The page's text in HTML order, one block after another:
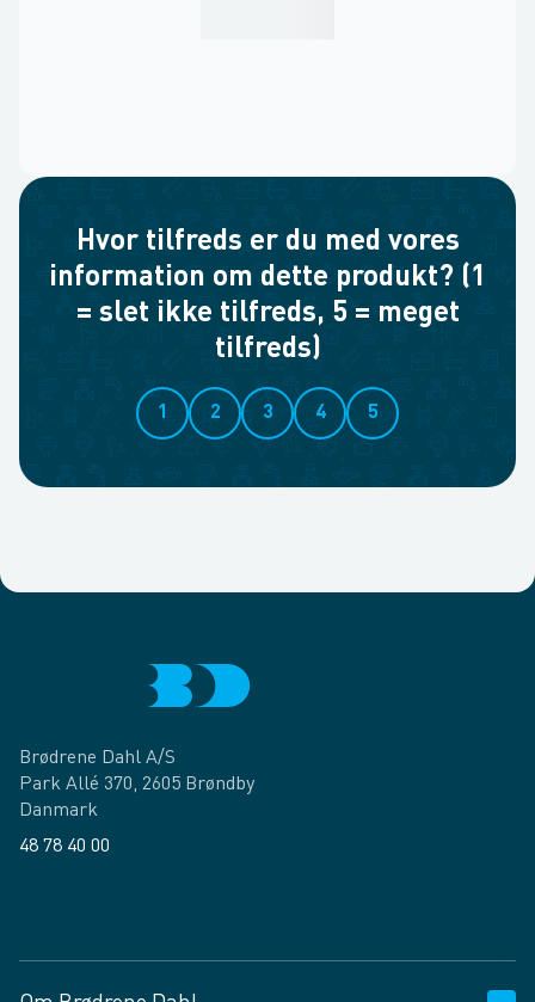
Hvor tilfreds er du med vores
information om dette produkt? (1
= slet ikke tilfreds, 5 = meget
tilfreds)
1 2 3 4 5
Brødrene Dahl A/S
Park Allé 370, 2605 Brøndby
Danmark
48 78 40 00